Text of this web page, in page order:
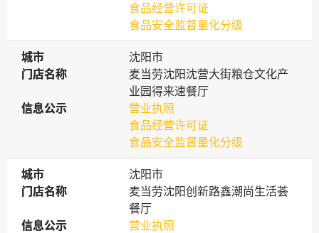
食品经营许可证
食品安全监督量化分级
城市
城市
沈阳市
门店名称
门店名称
麦当劳沈阳沈营大街粮仓文化产
业园得来速餐厅
信息公示
信息公示
营业执照
食品经营许可证
食品安全监督量化分级
城市
城市
沈阳市
门店名称
门店名称
麦当劳沈阳创新路鑫潮尚生活荟
餐厅
信息公示
信息公示
营业执照